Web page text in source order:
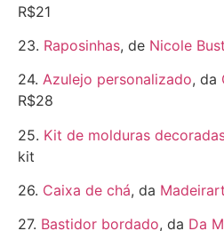
R$21
23. Raposinhas, de Nicole
24. Azulejo personalizado, da
R$28
25. Kit de molduras
kit
26. Caixa de chá, da
27. Bastidor bordado, da Da